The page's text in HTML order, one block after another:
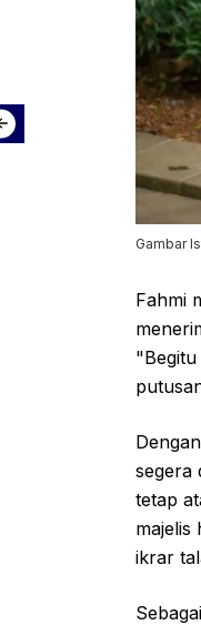
Gambar
Fahmi
segera
tetap
majelis
ikrar